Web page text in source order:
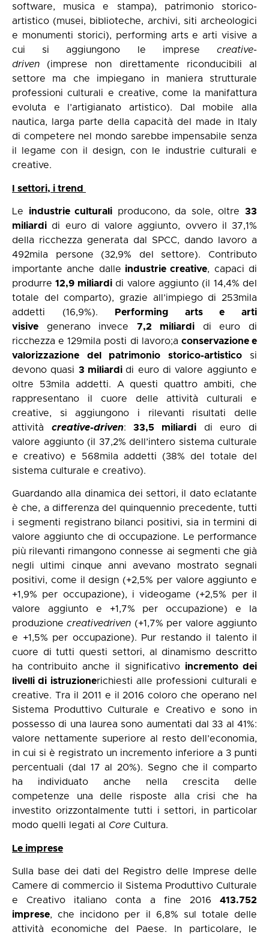
software, musica e stampa), patrimonio storico-
artistico (musei, biblioteche, archivi, siti archeologici
e monumenti storici), performing arts e arti visive a
cui si aggiungono le imprese creative-
driven (imprese non direttamente riconducibili al
settore ma che impiegano in maniera strutturale
professioni culturali e creative, come la manifattura
evoluta e l’artigianato artistico). Dal mobile alla
nautica, larga parte della capacità del made in Italy
di competere nel mondo sarebbe impensabile senza
il legame con il design, con le industrie culturali e
creative.
I settori, i trend
Le industrie culturali producono, da sole, oltre33
miliardi di euro di valore aggiunto, ovvero il 37,1%
della ricchezza generata dal SPCC, dando lavoro a
492mila persone (32,9% del settore). Contributo
importante anche dalle industrie creative, capaci di
produrre12,9 miliardidi valore aggiunto (il 14,4% del
totale del comparto), grazie all’impiego di 253mila
addetti (16,9%).
Performing arts
e arti
visive generano invece7,2 miliardidi euro di
ricchezza e 129mila posti di lavoro;a conservazione e
valorizzazione del patrimonio storico-artisticosi
devono quasi 3 miliardidi euro di valore aggiunto e
oltre 53mila addetti. A questi quattro ambiti, che
rappresentano il cuore delle attività culturali e
creative, si aggiungono i rilevanti risultati delle
attività creative-driven:33,5 miliardi di euro di
valore aggiunto (il 37,2% dell’intero sistema culturale
e creativo) e 568mila addetti (38% del totale del
sistema culturale e creativo).
Guardando alla dinamica dei settori, il dato eclatante
è che, a differenza del quinquennio precedente, tutti
i segmenti registrano bilanci positivi, sia in termini di
valore aggiunto che di occupazione. Le performance
più rilevanti rimangono connesse ai segmenti che già
negli ultimi cinque anni avevano mostrato segnali
positivi, come il design (+2,5% per valore aggiunto e
+1,9% per occupazione), i videogame (+2,5% per il
valore aggiunto e +1,7% per occupazione) e la
produzionecreativedriven (+1,7% per valore aggiunto
e +1,5% per occupazione). Pur restando il talento il
cuore di tutti questi settori, al dinamismo descritto
ha contribuito anche il significativo incremento dei
livelli di istruzionerichiesti alle professioni culturali e
creative. Tra il 2011 e il 2016 coloro che operano nel
Sistema Produttivo Culturale e Creativo e sono in
possesso di una laurea sono aumentati dal 33 al 41%:
valore nettamente superiore al resto dell’economia,
in cui si è registrato un incremento inferiore a 3 punti
percentuali (dal 17 al 20%). Segno che il comparto
ha individuato anche nella crescita delle
competenze una delle risposte alla crisi che ha
investito orizzontalmente tutti i settori, in particolar
modo quelli legati al Core Cultura.
Le imprese
Sulla base dei dati del Registro delle Imprese delle
Camere di commercio il Sistema Produttivo Culturale
e Creativo italiano conta a fine 2016 413.752
imprese, che incidono per il 6,8% sul totale delle
attività economiche del Paese. In particolare, le